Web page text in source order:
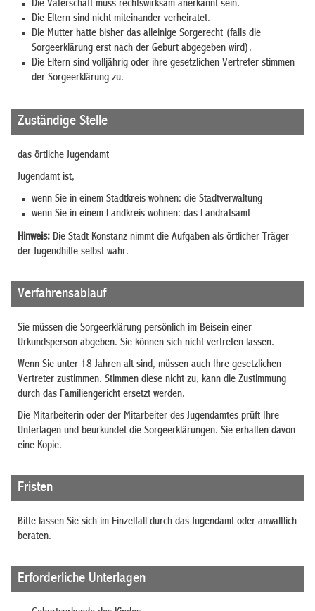
Die Vaterschaft muss rechtswirksam anerkannt sein.
Die Eltern sind nicht miteinander verheiratet.
Die Mutter hatte bisher das alleinige Sorgerecht (falls die
Sorgeerklärung erst nach der Geburt abgegeben wird).
Die Eltern sind volljährig oder ihre gesetzlichen Vertreter stimmen
der Sorgeerklärung zu.
Zuständige Stelle
das örtliche Jugendamt
Jugendamt ist,
wenn Sie in einem Stadtkreis wohnen: die Stadtverwaltung
wenn Sie in einem Landkreis wohnen: das Landratsamt
Hinweis: Die Stadt Konstanz nimmt die Aufgaben als örtlicher Träger
der Jugendhilfe selbst wahr.
Verfahrensablauf
Sie müssen die Sorgeerklärung persönlich im Beisein einer
Urkundsperson abgeben. Sie können sich nicht vertreten lassen.
Wenn Sie unter 18 Jahren alt sind, müssen auch Ihre gesetzlichen
Vertreter zustimmen. Stimmen diese nicht zu, kann die Zustimmung
durch das Familiengericht ersetzt werden.
Die Mitarbeiterin oder der Mitarbeiter des Jugendamtes prüft Ihre
Unterlagen und beurkundet die Sorgeerklärungen. Sie erhalten davon
eine Kopie.
Fristen
Bitte lassen Sie sich im Einzelfall durch das Jugendamt oder anwaltlich
beraten.
Erforderliche Unterlagen